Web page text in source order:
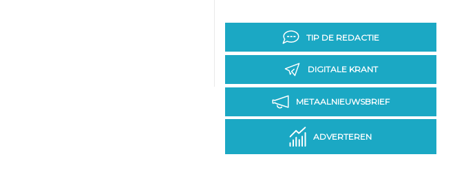
TIP DE REDACTIE
DIGITALE KRANT
METAALNIEUWSBRIEF
ADVERTEREN